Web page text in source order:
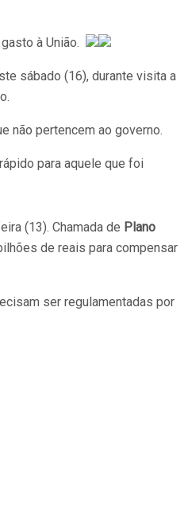
à União.
sábado (16), durante visita a
não pertencem ao governo.
para aquele que foi
(13). Chamada de Plano
de reais para compensar
ser regulamentadas por